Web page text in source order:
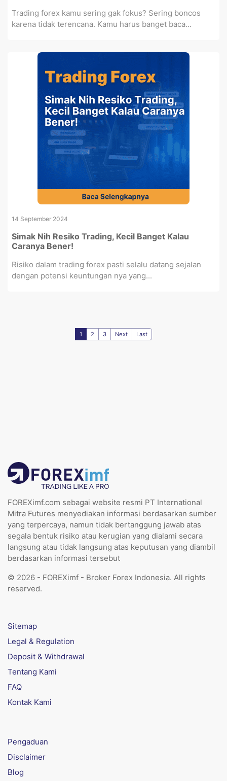
Trading forex kamu sering gak fokus? Sering boncos
karena tidak terencana. Kamu harus banget baca...
14 September 2024
Simak Nih Resiko Trading, Kecil Banget Kalau
Caranya Bener!
Risiko dalam trading forex pasti selalu datang sejalan
dengan potensi keuntungan nya yang...
1 2 3 Next Last
FOREXimf.com sebagai website resmi PT International
Mitra Futures menyediakan informasi berdasarkan sumber
yang terpercaya, namun tidak bertanggung jawab atas
segala bentuk risiko atau kerugian yang dialami secara
langsung atau tidak langsung atas keputusan yang diambil
berdasarkan informasi tersebut
© 2026 - FOREXimf - Broker Forex Indonesia. All rights
reserved.
Sitemap
Legal & Regulation
Deposit & Withdrawal
Tentang Kami
FAQ
Kontak Kami
Pengaduan
Disclaimer
Blog